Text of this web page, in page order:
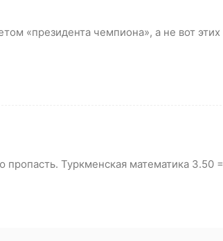
«президента чемпиона», а не вот этих
Туркменская математика 3.50 =